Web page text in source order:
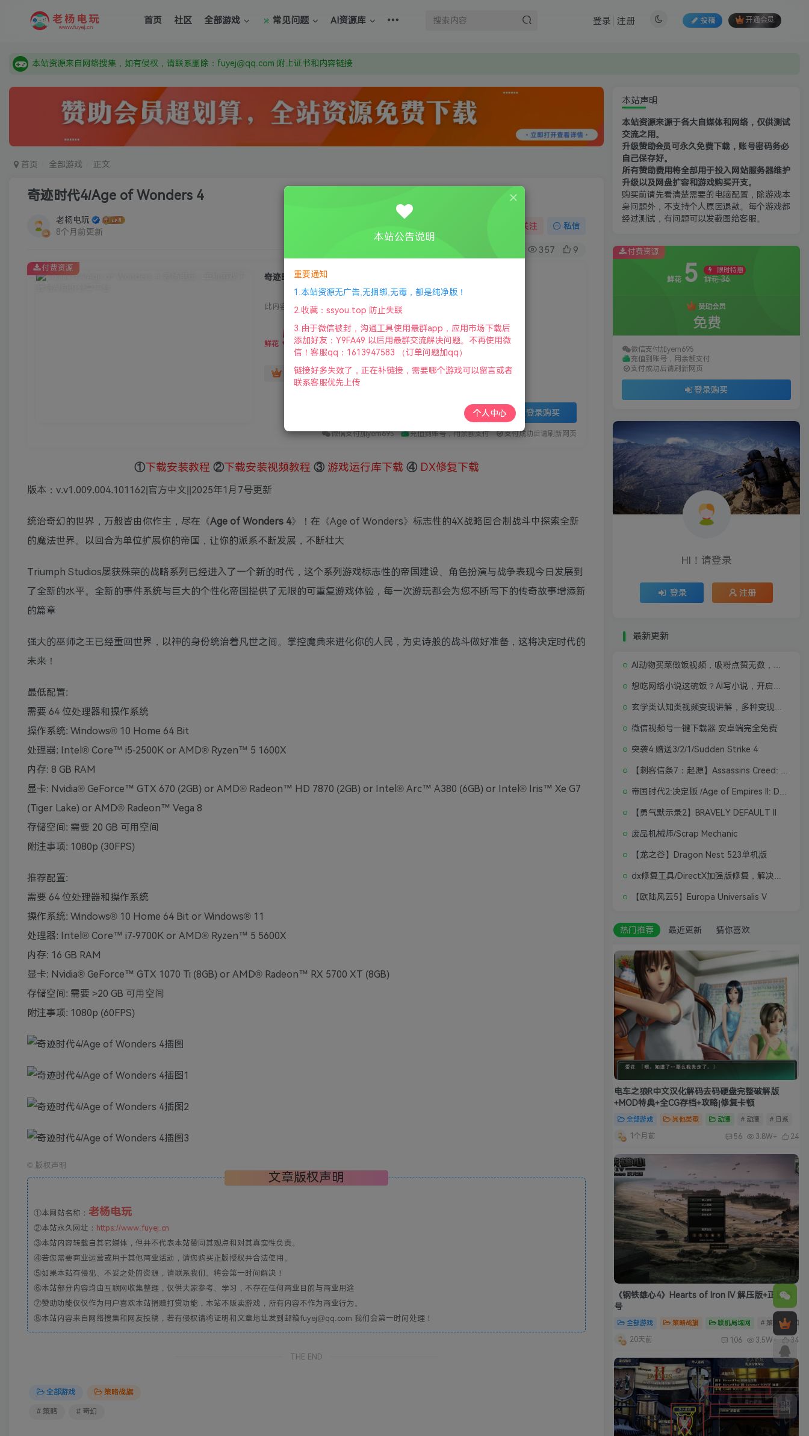
首页 社区 全部游戏 常见问题 AI资源库 投稿 开通会员
登录 注册
由于微信被封，沟通工具使用最群app，应用市场下载后添加好友：Y9FA49 以后用最群交流解决问题。不再使用微信！
本站资源来自网络搜集，如有侵权，请联系删除：fuyej@qq.com 附上证书和内容链接
需要什么游戏请联系客服，若链接失效请联系客服，百度网盘边上的激活码也是解压密码
首页 全部游戏 正文
奇迹时代4/Age of Wonders 4
老杨电玩
8个月前更新
关注 私信
357 9
奇迹时代4/Age of Wonders 4
此内容为付费资源，请付费后查看
鲜花 5 限时特惠
鲜花 36
赞助会员 免费
登录购买
微信支付加yem695 充值到账号，用余额支付 支付成功后请刷新网页
付费资源
①下载安装教程 ②下载安装视频教程 ③ 游戏运行库下载 ④ DX修复下载
版本：v.v1.009.004.101162|官方中文||2025年1月7号更新
统治奇幻的世界，万般皆由你作主，尽在《Age of Wonders 4》！在《Age of Wonders》标志性的4X战略回合制战斗中探索全新
的魔法世界。以回合为单位扩展你的帝国，让你的派系不断发展，不断壮大
Triumph Studios屡获殊荣的战略系列已经进入了一个新的时代，这个系列游戏标志性的帝国建设、角色扮演与战争表现今日发展到
了全新的水平。全新的事件系统与巨大的个性化帝国提供了无限的可重复游戏体验，每一次游玩都会为您不断写下的传奇故事增添新
的篇章
强大的巫师之王已经重回世界，以神的身份统治着凡世之间。掌控魔典来进化你的人民，为史诗般的战斗做好准备，这将决定时代的
未来！
最低配置:
需要 64 位处理器和操作系统
操作系统: Windows® 10 Home 64 Bit
处理器: Intel® Core™ i5-2500K or AMD® Ryzen™ 5 1600X
内存: 8 GB RAM
显卡: Nvidia® GeForce™ GTX 670 (2GB) or AMD® Radeon™ HD 7870 (2GB) or Intel® Arc™ A380 (6GB) or Intel® Iris™ Xe G7
(Tiger Lake) or AMD® Radeon™ Vega 8
存储空间: 需要 20 GB 可用空间
附注事项: 1080p (30FPS)
推荐配置:
需要 64 位处理器和操作系统
操作系统: Windows® 10 Home 64 Bit or Windows® 11
处理器: Intel® Core™ i7-9700K or AMD® Ryzen™ 5 5600X
内存: 16 GB RAM
显卡: Nvidia® GeForce™ GTX 1070 Ti (8GB) or AMD® Radeon™ RX 5700 XT (8GB)
存储空间: 需要 >20 GB 可用空间
附注事项: 1080p (60FPS)
© 版权声明
文章版权声明
①本网站名称： 老杨电玩
②本站永久网址： https://www.fuyej.cn
③本站内容转载自其它媒体，但并不代表本站赞同其观点和对其真实性负责。
④若您需要商业运营或用于其他商业活动，请您购买正版授权并合法使用。
⑤如果本站有侵犯、不妥之处的资源，请联系我们。将会第一时间解决！
⑥本站部分内容均由互联网收集整理，仅供大家参考、学习，不存在任何商业目的与商业用途
⑦赞助功能仅仅作为用户喜欢本站捐赠打赏功能，本站不贩卖游戏，所有内容不作为商业行为。
⑧本站内容来自网络搜集和网友投稿，若有侵权请将证明和文章地址发到邮箱fuyej@qq.com 我们会第一时间处理！
THE END
全部游戏 策略战旗
# 策略 # 奇幻
本站声明
本站资源来源于各大自媒体和网络，仅供测试
交流之用。
升级赞助会员可永久免费下载，账号密码务必
自己保存好。
所有赞助费用将全部用于投入网站服务器维护
升级以及网盘扩容和游戏购买开支。
购买前请先看清楚需要的电脑配置，除游戏本
身问题外，不支持个人原因退款。每个游戏都
经过测试，有问题可以发截图给客服。
付费资源
鲜花 5 限时特惠
鲜花 36
赞助会员
免费
微信支付加yem695
充值到账号，用余额支付
支付成功后请刷新网页
登录购买
HI！请登录
登录 注册
最新更新
微信视频号一键下载器 安卓端完全免费
突袭4 赠送3/2/1/Sudden Strike 4
【勇气默示录2】BRAVELY DEFAULT II
废品机械师/Scrap Mechanic
【龙之谷】Dragon Nest 523单机版
【欧陆风云5】Europa Universalis V
热门推荐 最近更新 猜你喜欢
电车之狼R中文汉化解码去码硬盘完整破解版
+MOD特典+全CG存档+攻略|修复卡顿
全部游戏 其他类型 动漫 # 动漫 # 日系
1个月前 56 3.8W+ 24
《钢铁雄心4》Hearts of Iron IV 解压版+正版账
号
全部游戏 策略战旗 联机局域网 # 策略 # 单
20天前 106 3.5W+ 34
本站公告说明
重要通知
1.本站资源无广告,无捆绑,无毒，都是纯净版！
2.收藏：ssyou.top 防止失联
3.由于微信被封，沟通工具使用最群app，应用市场下载后
添加好友：Y9FA49 以后用最群交流解决问题。不再使用微
信！客服qq：1613947583 （订单问题加qq）
链接好多失效了，正在补链接，需要哪个游戏可以留言或者
联系客服优先上传
个人中心